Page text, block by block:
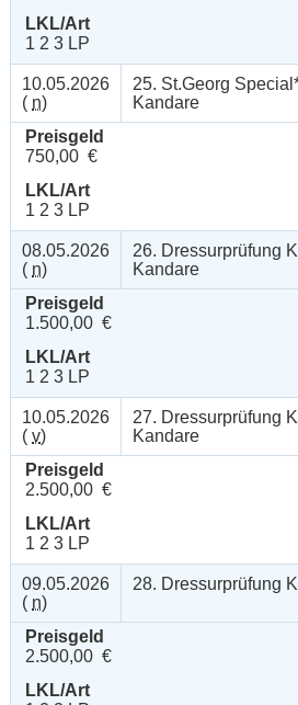
LKL/Art
1 2 3 LP
10.05.2026
( n)
25. St.Georg
Kandare
Preisgeld
750,00 €
LKL/Art
1 2 3 LP
08.05.2026
( n)
26. Dressurprüfung
Kandare
Preisgeld
1.500,00 €
LKL/Art
1 2 3 LP
10.05.2026
( v)
27. Dressurprüfung
Kandare
Preisgeld
2.500,00 €
LKL/Art
1 2 3 LP
09.05.2026
( n)
28. Dressurprüfung
Preisgeld
2.500,00 €
LKL/Art